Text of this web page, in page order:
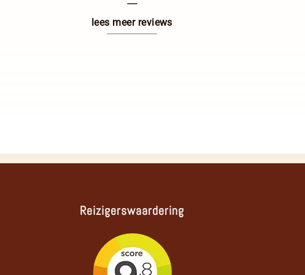
----
lees meer reviews
Reizigerswaardering